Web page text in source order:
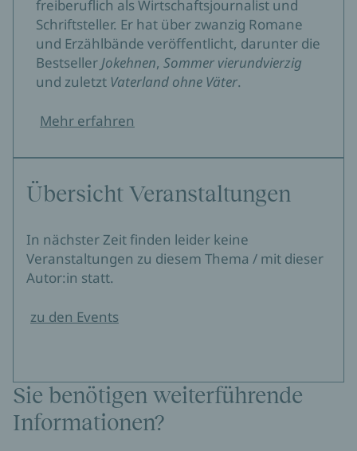
freiberuflich als Wirtschaftsjournalist und
Schriftsteller. Er hat über zwanzig Romane
und Erzählbände veröffentlicht, darunter die
Bestseller Jokehnen, Sommer vierundvierzig
und zuletzt Vaterland ohne Väter.
Mehr erfahren
Übersicht Veranstaltungen
In nächster Zeit finden leider keine
Veranstaltungen zu diesem Thema / mit dieser
Autor:in statt.
zu den Events
Sie benötigen weiterführende
Informationen?